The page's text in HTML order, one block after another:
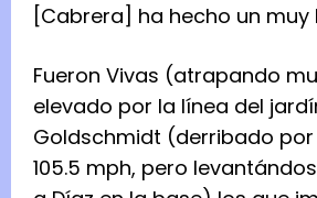
[Cabrera] ha hecho un muy
Fueron Vivas (atrapando
elevado por la línea del
Goldschmidt (derribado
105.5 mph, pero